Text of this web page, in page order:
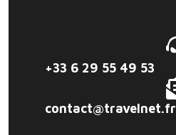
+33 6 29 55 49 53
contact@travelnet.fr